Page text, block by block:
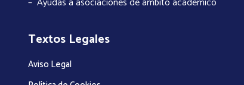
Textos Legales
Aviso Legal